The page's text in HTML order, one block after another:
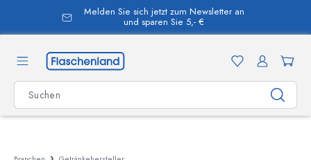
springen
Melden Sie sich jetzt zum Newsletter an
und sparen Sie 5,- €